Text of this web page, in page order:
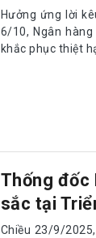
Hưởng ứng lời
6/10, Ngân
khắc phục thiệt
Thống đốc
sắc tại
Chiều 23/9/